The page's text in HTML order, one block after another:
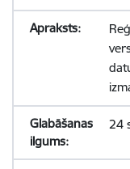
24